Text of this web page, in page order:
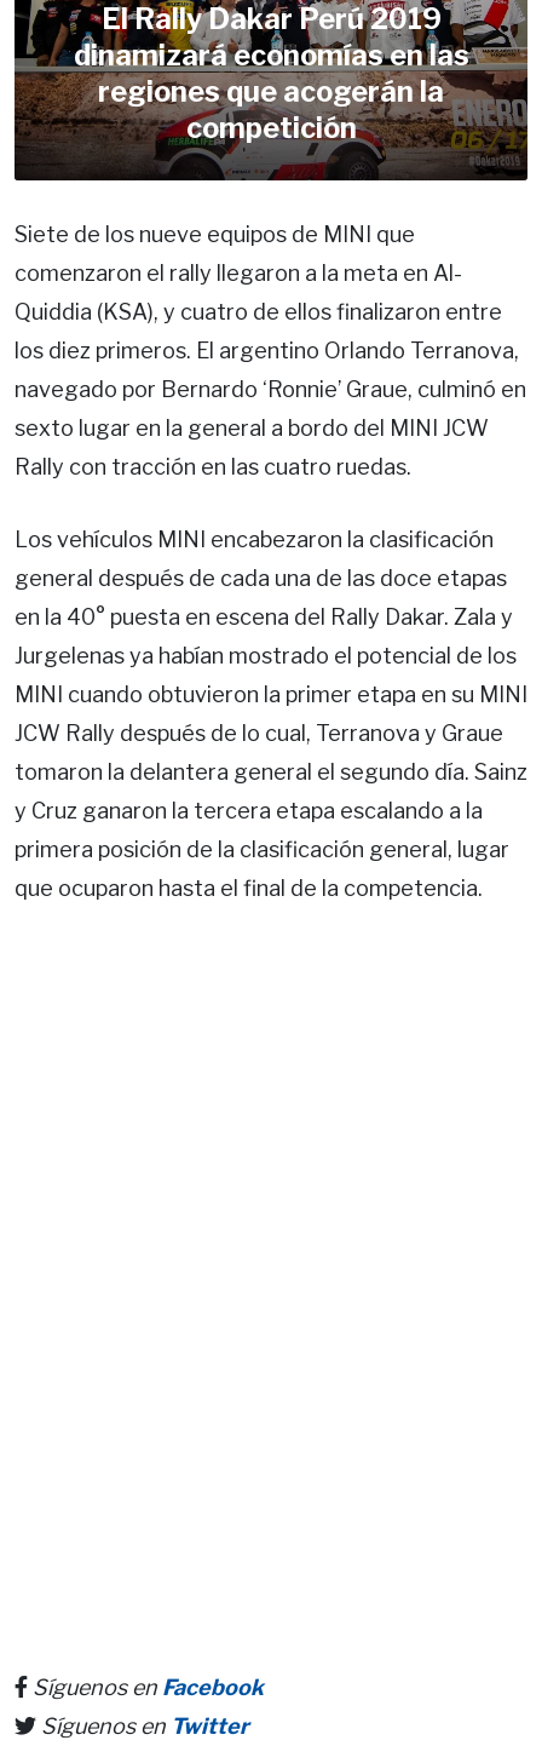
El Rally Dakar Perú 2019
dinamizará economías en las
regiones que acogerán la
competición
Siete de los nueve equipos de MINI que
comenzaron el rally llegaron a la meta en Al-
Quiddia (KSA), y cuatro de ellos finalizaron entre
los diez primeros. El argentino Orlando Terranova,
navegado por Bernardo ‘Ronnie’ Graue, culminó en
sexto lugar en la general a bordo del MINI JCW
Rally con tracción en las cuatro ruedas.
Los vehículos MINI encabezaron la clasificación
general después de cada una de las doce etapas
en la 40° puesta en escena del Rally Dakar. Zala y
Jurgelenas ya habían mostrado el potencial de los
MINI cuando obtuvieron la primer etapa en su MINI
JCW Rally después de lo cual, Terranova y Graue
tomaron la delantera general el segundo día. Sainz
y Cruz ganaron la tercera etapa escalando a la
primera posición de la clasificación general, lugar
que ocuparon hasta el final de la competencia.
Síguenos en Facebook
Síguenos en Twitter